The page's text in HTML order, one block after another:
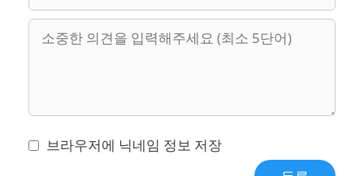
메
사
브라우저에 닉네임 정보 저장